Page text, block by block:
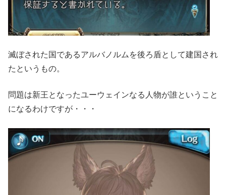
滅ぼされた国であるアルバノルムを後ろ盾として建国され
たというもの。
問題は新王となったユーウェインなる人物が誰ということ
になるわけですが・・・